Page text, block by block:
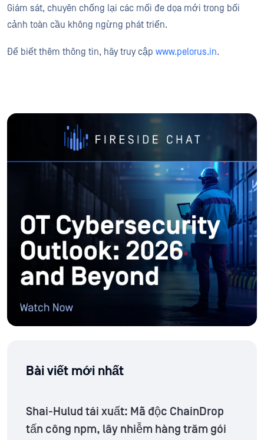
Giám sát, chuyên chống lại các mối đe dọa mới trong bối
cảnh toàn cầu không ngừng phát triển.
Để biết thêm thông tin, hãy truy cập www.pelorus.in.
Bài viết mới nhất
Shai-Hulud tái xuất: Mã độc ChainDrop
tấn công npm, lây nhiễm hàng trăm gói